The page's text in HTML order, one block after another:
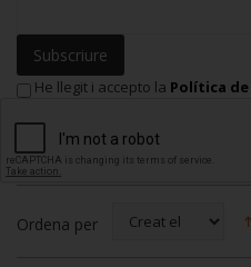
Subscriure
He llegit i accepto la Política
Ordena per